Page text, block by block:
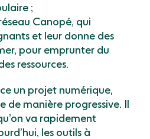
;
Canopé, qui
et leur donne des
pour emprunter du
ressources.
un projet numérique,
de manière progressive. Il
va rapidement
les outils à